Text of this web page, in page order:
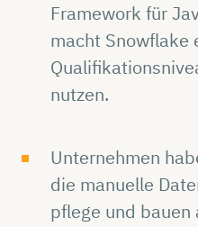
Framework für
macht Snowflake
nutzen.
Unternehmen
die manuelle
pflege und